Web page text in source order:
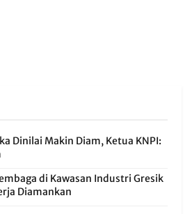
Dinilai Makin Diam, Ketua KNPI:
di Kawasan Industri Gresik
Diamankan